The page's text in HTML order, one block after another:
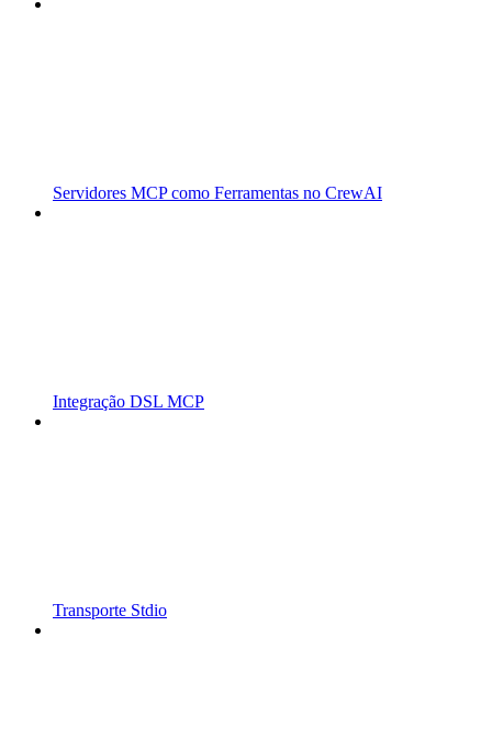
Servidores MCP como Ferramentas no CrewAI
Integração DSL MCP
Transporte Stdio